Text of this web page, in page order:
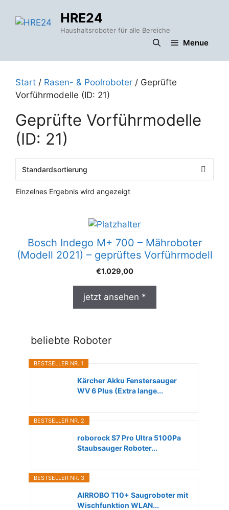
Inhalt
HRE24
Haushaltsroboter für alle Bereiche
Menue
Start / Rasen- & Poolroboter / Geprüfte
Vorführmodelle (ID: 21)
Geprüfte Vorführmodelle
(ID: 21)
Einzelnes Ergebnis wird angezeigt
Bosch Indego M+ 700 – Mähroboter
(Modell 2021) – geprüftes Vorführmodell
€1.029,00
jetzt ansehen *
beliebte Roboter
BESTSELLER NR. 1
Kärcher Akku Fenstersauger
WV 6 Plus (Extra lange...
BESTSELLER NR. 2
roborock S7 Pro Ultra 5100Pa
Staubsauger Roboter...
BESTSELLER NR. 3
AIRROBO T10+ Saugroboter mit
Wischfunktion WLAN...